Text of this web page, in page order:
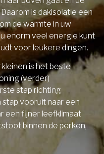
is dakisolatie een
de warmte in uw
enorm veel energie kunt
voor leukere dingen.
is het beste
(verder)
stap richting
stap vooruit naar een
een fijner leefklimaat
binnen de perken,